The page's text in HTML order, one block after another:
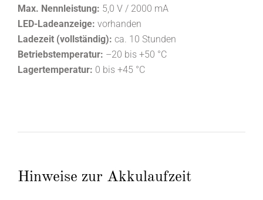
Max. Nennleistung: 5,0 V / 2000 mA
LED-Ladeanzeige: vorhanden
Ladezeit (vollständig): ca. 10 Stunden
Betriebstemperatur: –20 bis +50 °C
Lagertemperatur: 0 bis +45 °C
Hinweise zur Akkulaufzeit